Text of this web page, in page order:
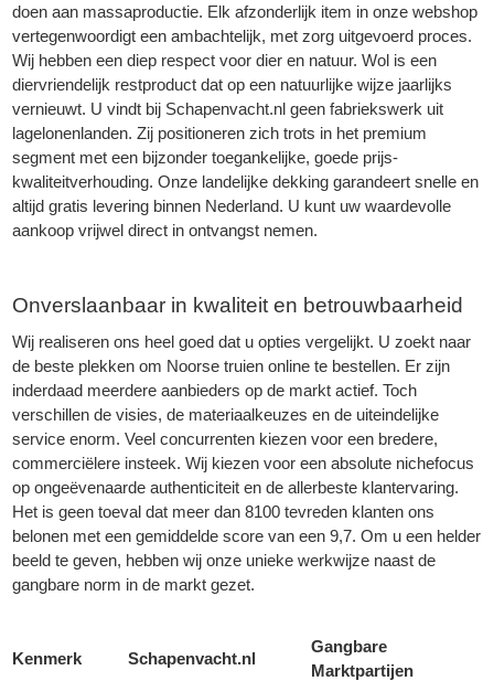
doen aan massaproductie. Elk afzonderlijk item in onze webshop
vertegenwoordigt een ambachtelijk, met zorg uitgevoerd proces.
Wij hebben een diep respect voor dier en natuur. Wol is een
diervriendelijk restproduct dat op een natuurlijke wijze jaarlijks
vernieuwt. U vindt bij Schapenvacht.nl geen fabriekswerk uit
lagelonenlanden. Zij positioneren zich trots in het premium
segment met een bijzonder toegankelijke, goede prijs-
kwaliteitverhouding. Onze landelijke dekking garandeert snelle en
altijd gratis levering binnen Nederland. U kunt uw waardevolle
aankoop vrijwel direct in ontvangst nemen.
Onverslaanbaar in kwaliteit en betrouwbaarheid
Wij realiseren ons heel goed dat u opties vergelijkt. U zoekt naar
de beste plekken om Noorse truien online te bestellen. Er zijn
inderdaad meerdere aanbieders op de markt actief. Toch
verschillen de visies, de materiaalkeuzes en de uiteindelijke
service enorm. Veel concurrenten kiezen voor een bredere,
commerciëlere insteek. Wij kiezen voor een absolute nichefocus
op ongeëvenaarde authenticiteit en de allerbeste klantervaring.
Het is geen toeval dat meer dan 8100 tevreden klanten ons
belonen met een gemiddelde score van een 9,7. Om u een helder
beeld te geven, hebben wij onze unieke werkwijze naast de
gangbare norm in de markt gezet.
Kenmerk Schapenvacht.nl
Gangbare
Marktpartijen